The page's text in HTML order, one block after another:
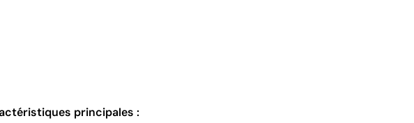
principales :